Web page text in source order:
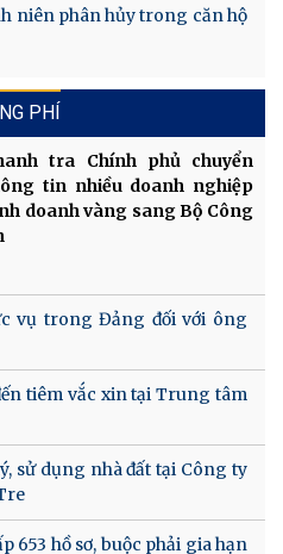
niên phân hủy trong căn hộ
PHÍ
tra Chính phủ chuyển
tin nhiều doanh nghiệp
doanh vàng sang Bộ Công
vụ trong Đảng đối với ông
tiêm vắc xin tại Trung tâm
sử dụng nhà đất tại Công ty
653 hồ sơ, buộc phải gia hạn